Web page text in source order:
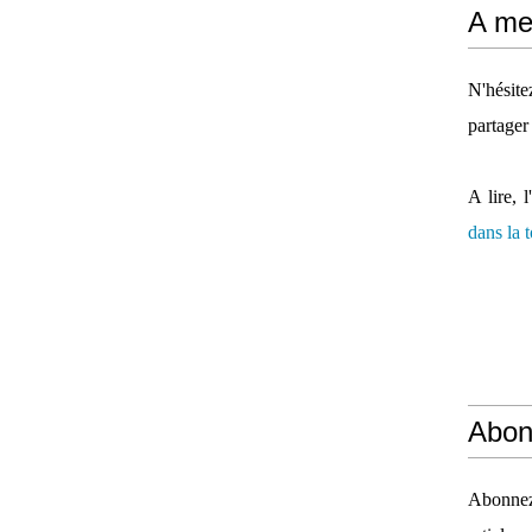
A
A lire,
dans la